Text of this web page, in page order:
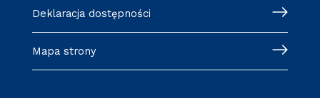
Deklaracja dostępności
Mapa strony